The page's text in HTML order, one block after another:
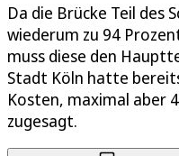
Da die Brücke Teil des
wiederum zu 94
muss diese den
Stadt Köln hatte
Kosten, maximal aber
zugesagt.